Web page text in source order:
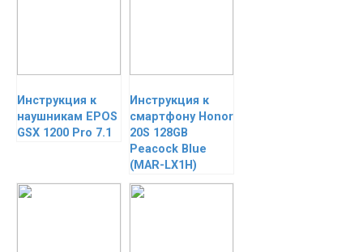
Инструкция к
наушникам EPOS
GSX 1200 Pro 7.1
Инструкция к
смартфону Honor
20S 128GB
Peacock Blue
(MAR-LX1H)